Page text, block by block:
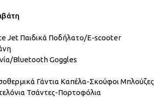
Jet Παιδικά Ποδήλατο/E-scooter
BluetoothGoggles
Γάντια Καπέλα-Σκούφοι Μπλούζες
Τσάντες-Πορτοφόλια